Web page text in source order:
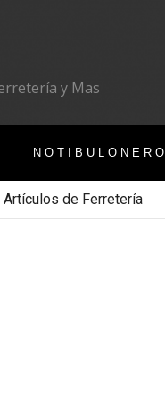
y Mas
NOTIBULONERO
de Ferretería